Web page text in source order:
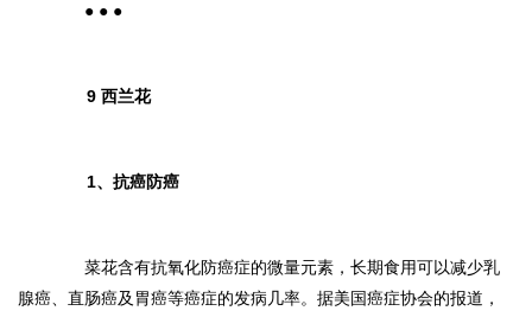
● ● ●
9 西兰花
1、抗癌防癌
菜花含有抗氧化防癌症的微量元素，长期食用可以减少乳
腺癌、直肠癌及胃癌等癌症的发病几率。据美国癌症协会的报道，